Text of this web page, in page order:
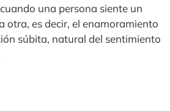
una persona siente un
otra, es decir, el enamoramiento
súbita, natural del sentimiento